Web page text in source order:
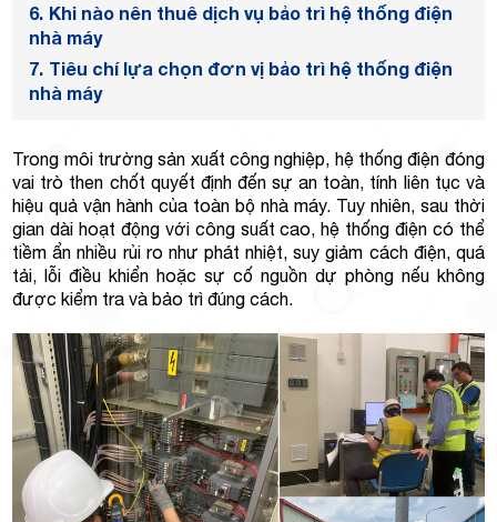
Giảng,
phường
Hiệp Phú,
6. Khi nào nên thuê dịch vụ bảo trì hệ thống điện
nhà máy
7. Tiêu chí lựa chọn đơn vị bảo trì hệ thống điện
nhà máy
Trong môi trường sản xuất công nghiệp, hệ thống điện đóng
vai trò then chốt quyết định đến sự an toàn, tính liên tục và
hiệu quả vận hành của toàn bộ nhà máy. Tuy nhiên, sau thời
gian dài hoạt động với công suất cao, hệ thống điện có thể
tiềm ẩn nhiều rủi ro như phát nhiệt, suy giảm cách điện, quá
tải, lỗi điều khiển hoặc sự cố nguồn dự phòng nếu không
được kiểm tra và bảo trì đúng cách.